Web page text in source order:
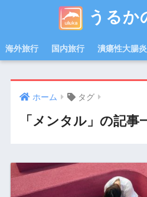
うるか
海外旅行 国内旅行 潰瘍性大腸炎
ホーム タグ
「メンタル」の記事